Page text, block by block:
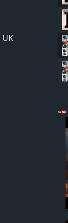
UK